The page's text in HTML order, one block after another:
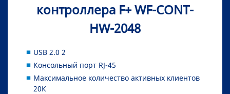
контроллера F+ WF-CONT-
HW-2048
USB 2.0 2
Консольный порт RJ-45
Максимальное количество активных клиентов
20К